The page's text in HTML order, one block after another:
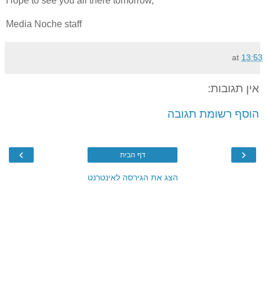
Media Noche staff
at 13:53
אין תגובות:
הוסף רשומת תגובה
‹
› דף הבית
הצג את הגירסה לאינטרנט